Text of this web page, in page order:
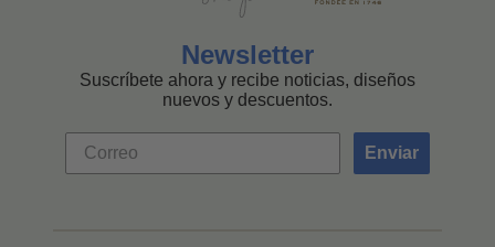
Newsletter
Suscríbete ahora y recibe noticias, diseños
nuevos y descuentos.
Enviar